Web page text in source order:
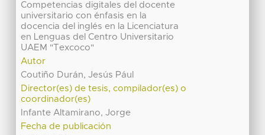
Competencias digitales del docente
universitario con énfasis en la
docencia del inglés en la Licenciatura
en Lenguas del Centro Universitario
UAEM "Texcoco"
Autor
Coutiño Durán, Jesús Pául
Director(es) de tesis, compilador(es) o
coordinador(es)
Infante Altamirano, Jorge
Fecha de publicación